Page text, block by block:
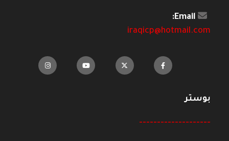
Email:
iraqicp@hotmail.com
بوستر
--------------------